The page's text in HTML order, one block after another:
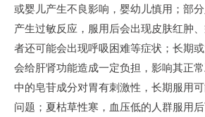
或婴儿产生不良影响，婴幼儿慎用；部
产生过敏反应，服用后会出现皮肤红肿
者还可能会出现呼吸困难等症状；长期
会给肝肾功能造成一定负担，影响其正
中的皂苷成分对胃有刺激性，长期服用
问题；夏枯草性寒，血压低的人群服用